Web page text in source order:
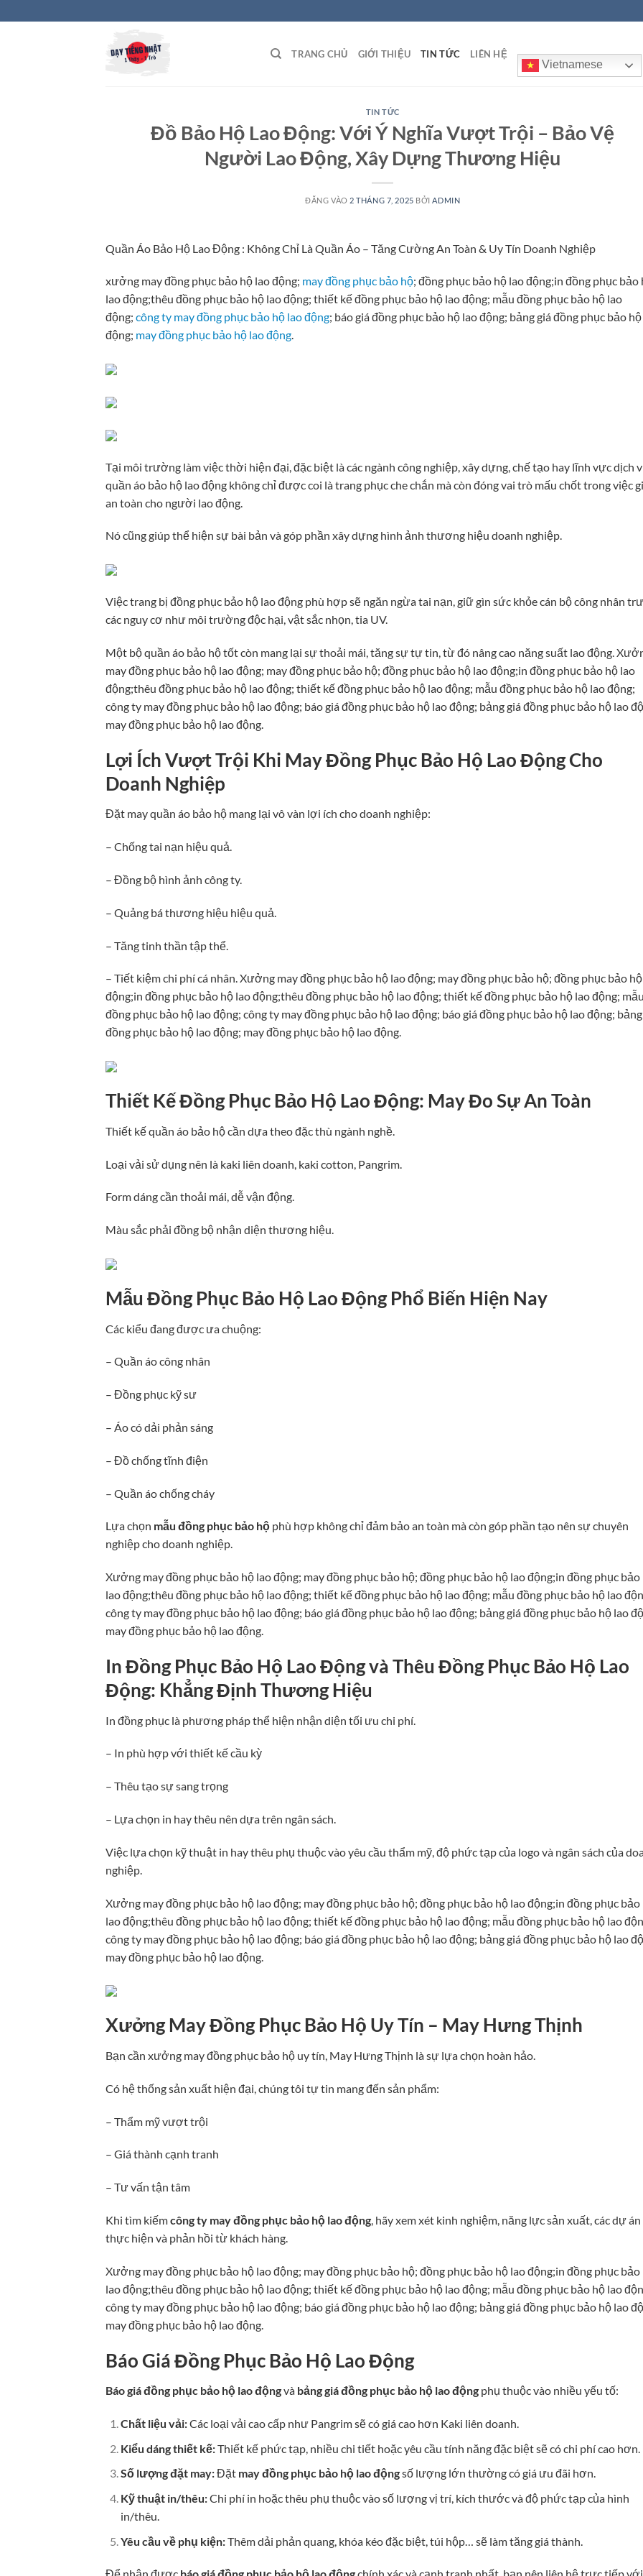
qua
TRANG CHỦ GIỚI THIỆU TIN TỨC LIÊN HỆ
Vietnamese
TIN TỨC
Đồ Bảo Hộ Lao Động: Với Ý Nghĩa Vượt Trội – Bảo Vệ
Người Lao Động, Xây Dựng Thương Hiệu
ĐĂNG VÀO 2 THÁNG 7, 2025 BỞI ADMIN
Quần Áo Bảo Hộ Lao Động : Không Chỉ Là Quần Áo – Tăng Cường An Toàn & Uy Tín Doanh Nghiệp
xưởng may đồng phục bảo hộ lao động; may đồng phục bảo hộ; đồng phục bảo hộ lao động;in đồng phục bảo
lao động;thêu đồng phục bảo hộ lao động; thiết kế đồng phục bảo hộ lao động; mẫu đồng phục bảo hộ lao
động; công ty may đồng phục bảo hộ lao động; báo giá đồng phục bảo hộ lao động; bảng giá đồng phục bảo
động; may đồng phục bảo hộ lao động.
Tại môi trường làm việc thời hiện đại, đặc biệt là các ngành công nghiệp, xây dựng, chế tạo hay lĩnh vực dịch
quần áo bảo hộ lao động không chỉ được coi là trang phục che chắn mà còn đóng vai trò mấu chốt trong việc
an toàn cho người lao động.
Nó cũng giúp thể hiện sự bài bản và góp phần xây dựng hình ảnh thương hiệu doanh nghiệp.
Việc trang bị đồng phục bảo hộ lao động phù hợp sẽ ngăn ngừa tai nạn, giữ gìn sức khỏe cán bộ công nhân
các nguy cơ như môi trường độc hại, vật sắc nhọn, tia UV.
Một bộ quần áo bảo hộ tốt còn mang lại sự thoải mái, tăng sự tự tin, từ đó nâng cao năng suất lao động.
may đồng phục bảo hộ lao động; may đồng phục bảo hộ; đồng phục bảo hộ lao động;in đồng phục bảo hộ lao
động;thêu đồng phục bảo hộ lao động; thiết kế đồng phục bảo hộ lao động; mẫu đồng phục bảo hộ lao động;
công ty may đồng phục bảo hộ lao động; báo giá đồng phục bảo hộ lao động; bảng giá đồng phục bảo hộ lao
may đồng phục bảo hộ lao động.
Lợi Ích Vượt Trội Khi May Đồng Phục Bảo Hộ Lao Động Cho
Doanh Nghiệp
Đặt may quần áo bảo hộ mang lại vô vàn lợi ích cho doanh nghiệp:
– Chống tai nạn hiệu quả.
– Đồng bộ hình ảnh công ty.
– Quảng bá thương hiệu hiệu quả.
– Tăng tinh thần tập thể.
– Tiết kiệm chi phí cá nhân. Xưởng may đồng phục bảo hộ lao động; may đồng phục bảo hộ; đồng phục bảo
động;in đồng phục bảo hộ lao động;thêu đồng phục bảo hộ lao động; thiết kế đồng phục bảo hộ lao động; mẫu
đồng phục bảo hộ lao động; công ty may đồng phục bảo hộ lao động; báo giá đồng phục bảo hộ lao động;
đồng phục bảo hộ lao động; may đồng phục bảo hộ lao động.
Thiết Kế Đồng Phục Bảo Hộ Lao Động: May Đo Sự An Toàn
Thiết kế quần áo bảo hộ cần dựa theo đặc thù ngành nghề.
Loại vải sử dụng nên là kaki liên doanh, kaki cotton, Pangrim.
Form dáng cần thoải mái, dễ vận động.
Màu sắc phải đồng bộ nhận diện thương hiệu.
Mẫu Đồng Phục Bảo Hộ Lao Động Phổ Biến Hiện Nay
Các kiểu đang được ưa chuộng:
– Quần áo công nhân
– Đồng phục kỹ sư
– Áo có dải phản sáng
– Đồ chống tĩnh điện
– Quần áo chống cháy
Lựa chọn mẫu đồng phục bảo hộ phù hợp không chỉ đảm bảo an toàn mà còn góp phần tạo nên sự chuyên
nghiệp cho doanh nghiệp.
Xưởng may đồng phục bảo hộ lao động; may đồng phục bảo hộ; đồng phục bảo hộ lao động;in đồng phục bảo
lao động;thêu đồng phục bảo hộ lao động; thiết kế đồng phục bảo hộ lao động; mẫu đồng phục bảo hộ lao
công ty may đồng phục bảo hộ lao động; báo giá đồng phục bảo hộ lao động; bảng giá đồng phục bảo hộ lao
may đồng phục bảo hộ lao động.
In Đồng Phục Bảo Hộ Lao Động và Thêu Đồng Phục Bảo Hộ Lao
Động: Khẳng Định Thương Hiệu
In đồng phục là phương pháp thể hiện nhận diện tối ưu chi phí.
– In phù hợp với thiết kế cầu kỳ
– Thêu tạo sự sang trọng
– Lựa chọn in hay thêu nên dựa trên ngân sách.
Việc lựa chọn kỹ thuật in hay thêu phụ thuộc vào yêu cầu thẩm mỹ, độ phức tạp của logo và ngân sách của
nghiệp.
Xưởng may đồng phục bảo hộ lao động; may đồng phục bảo hộ; đồng phục bảo hộ lao động;in đồng phục bảo
lao động;thêu đồng phục bảo hộ lao động; thiết kế đồng phục bảo hộ lao động; mẫu đồng phục bảo hộ lao
công ty may đồng phục bảo hộ lao động; báo giá đồng phục bảo hộ lao động; bảng giá đồng phục bảo hộ lao
may đồng phục bảo hộ lao động.
Xưởng May Đồng Phục Bảo Hộ Uy Tín – May Hưng Thịnh
Bạn cần xưởng may đồng phục bảo hộ uy tín, May Hưng Thịnh là sự lựa chọn hoàn hảo.
Có hệ thống sản xuất hiện đại, chúng tôi tự tin mang đến sản phẩm:
– Thẩm mỹ vượt trội
– Giá thành cạnh tranh
– Tư vấn tận tâm
Khi tìm kiếmcông ty may đồng phục bảo hộ lao động, hãy xem xét kinh nghiệm, năng lực sản xuất, các dự án
thực hiện và phản hồi từ khách hàng.
Xưởng may đồng phục bảo hộ lao động; may đồng phục bảo hộ; đồng phục bảo hộ lao động;in đồng phục bảo
lao động;thêu đồng phục bảo hộ lao động; thiết kế đồng phục bảo hộ lao động; mẫu đồng phục bảo hộ lao
công ty may đồng phục bảo hộ lao động; báo giá đồng phục bảo hộ lao động; bảng giá đồng phục bảo hộ lao
may đồng phục bảo hộ lao động.
Báo Giá Đồng Phục Bảo Hộ Lao Động
Báo giá đồng phục bảo hộ lao độngvà bảng giá đồng phục bảo hộ lao động phụ thuộc vào nhiều yếu tố:
Chất liệu vải:Các loại vải cao cấp như Pangrim sẽ có giá cao hơn Kaki liên doanh.
Kiểu dáng thiết kế:Thiết kế phức tạp, nhiều chi tiết hoặc yêu cầu tính năng đặc biệt sẽ có chi phí cao hơn.
Số lượng đặt may:Đặt may đồng phục bảo hộ lao độngsố lượng lớn thường có giá ưu đãi hơn.
Kỹ thuật in/thêu:Chi phí in hoặc thêu phụ thuộc vào số lượng vị trí, kích thước và độ phức tạp của hình
in/thêu.
Yêu cầu về phụ kiện:Thêm dải phản quang, khóa kéo đặc biệt, túi hộp… sẽ làm tăng giá thành.